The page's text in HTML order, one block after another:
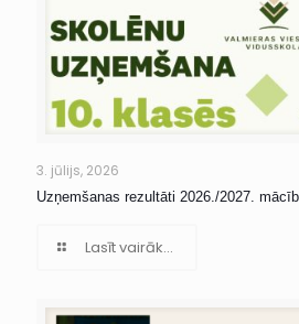
3. jūlijs, 2026
Uzņemšanas rezultāti 2026./2027.
Lasīt vairāk...